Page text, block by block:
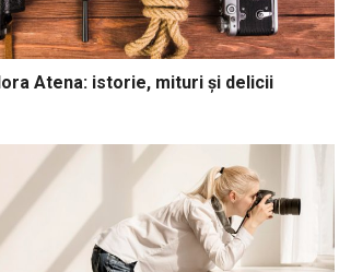
Atena: istorie, mituri și delicii